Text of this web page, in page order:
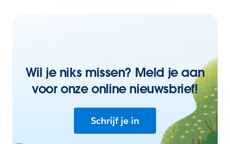
Wil je niks missen? Meld je aan
voor onze online nieuwsbrief!
Schrijf je in